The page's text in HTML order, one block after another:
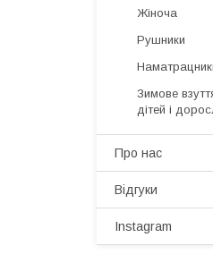
Жіноча
Рушники
Зимове
дітей і
Про нас
Відгуки
Instagram